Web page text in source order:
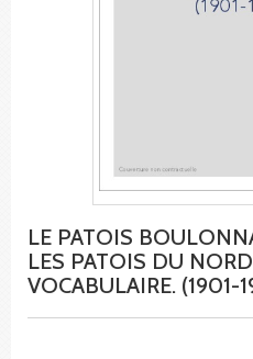
LE PATOIS
LES PATOIS DU
VOCABULAIRE. (1901-